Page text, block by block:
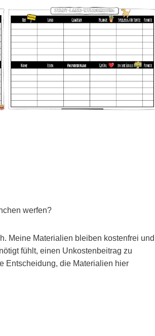
werfen?
Meine Materialien bleiben kostenfrei und
fühlt, einen Unkostenbeitrag zu
Entscheidung, die Materialien hier